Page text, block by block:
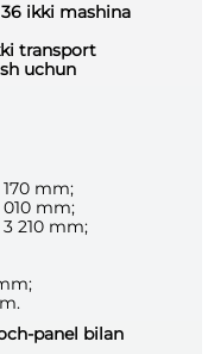
ikki mashina
transport
uchun
mm;
mm;
210 mm;
panel bilan